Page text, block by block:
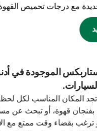
مع درجات تحميص
الموجودة في
المكان المناسب لكل
قهوة، أو تبحث عن
ترغب بقضاء وقت ممتع مع